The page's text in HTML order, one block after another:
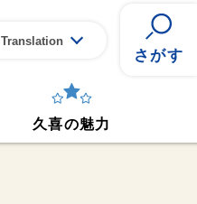
Translation
さがす
久喜の魅力